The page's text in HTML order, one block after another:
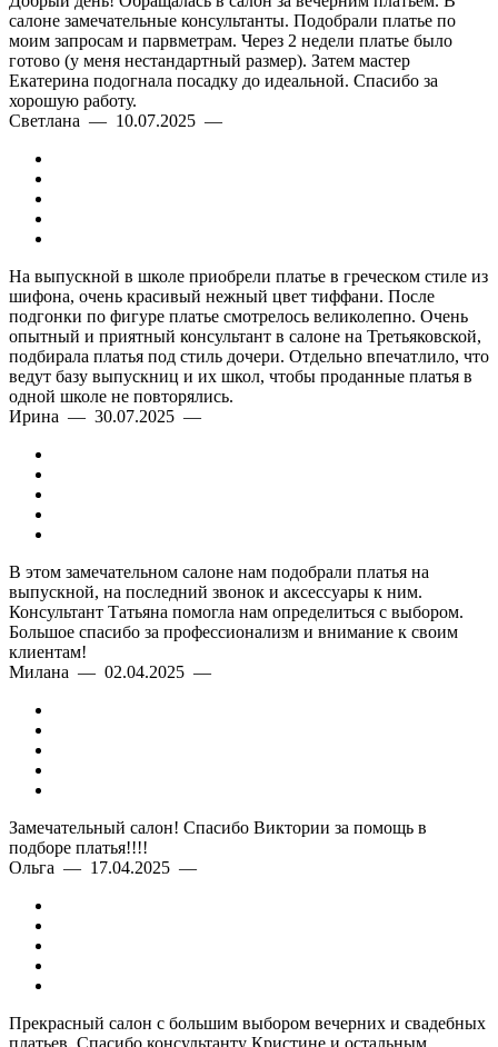
салоне замечательные консультанты. Подобрали платье по
моим запросам и парвметрам. Через 2 недели платье было
готово (у меня нестандартный размер). Затем мастер
Екатерина подогнала посадку до идеальной. Спасибо за
хорошую работу.
Светлана — 10.07.2025 —
На выпускной в школе приобрели платье в греческом стиле из
шифона, очень красивый нежный цвет тиффани. После
подгонки по фигуре платье смотрелось великолепно. Очень
опытный и приятный консультант в салоне на Третьяковской,
подбирала платья под стиль дочери. Отдельно впечатлило, что
ведут базу выпускниц и их школ, чтобы проданные платья в
одной школе не повторялись.
Ирина — 30.07.2025 —
В этом замечательном салоне нам подобрали платья на
выпускной, на последний звонок и аксессуары к ним.
Консультант Татьяна помогла нам определиться с выбором.
Большое спасибо за профессионализм и внимание к своим
клиентам!
Милана — 02.04.2025 —
Замечательный салон! Спасибо Виктории за помощь в
подборе платья!!!!
Ольга — 17.04.2025 —
Прекрасный салон с большим выбором вечерних и свадебных
платьев. Спасибо консультанту Кристине и остальным